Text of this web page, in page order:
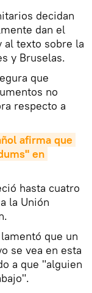
decidan
dan el
al texto sobre la
y Bruselas.
que
no
respecto a
afirma que
en
hasta cuatro
la Unión
que un
se vea en esta
a que "alguien